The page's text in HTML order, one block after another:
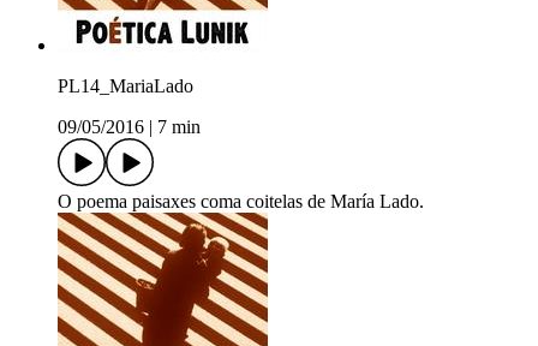
PL14_MariaLado
09/05/2016
7 min
O poema paisaxes coma coitelas de María Lado.